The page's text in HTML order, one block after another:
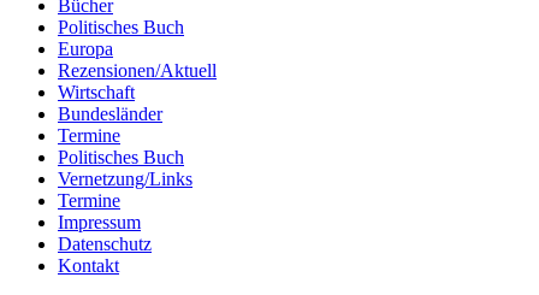
Bücher
Politisches Buch
Europa
Rezensionen/Aktuell
Wirtschaft
Bundesländer
Termine
Politisches Buch
Vernetzung/Links
Termine
Impressum
Datenschutz
Kontakt